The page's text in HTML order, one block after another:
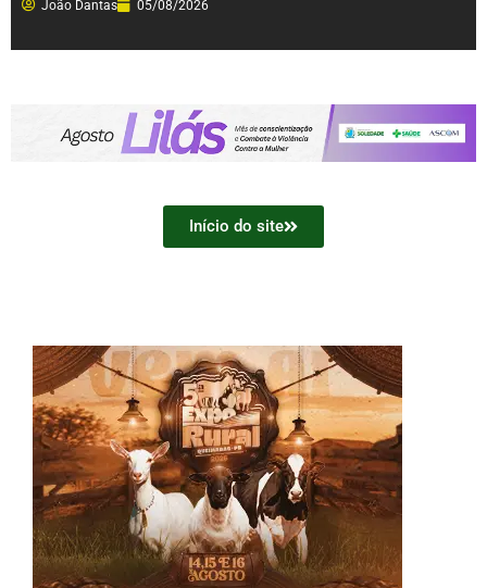
João Dantas 05/08/2026
Início do site